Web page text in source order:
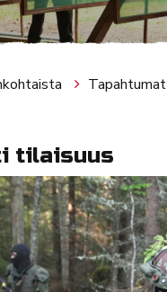
Tapahtumat
tilaisuus